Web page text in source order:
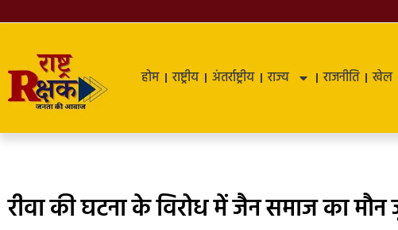
होम राष्ट्रीय अंतर्राष्ट्रीय राज्य राजनीति खेल
रीवा की घटना के विरोध में जैन समाज का